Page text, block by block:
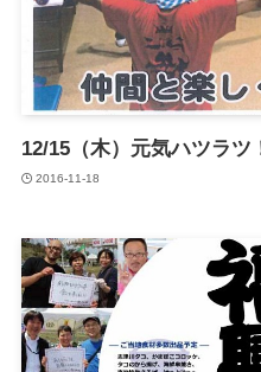
12/15（木）元気ハツラ
2016-11-18